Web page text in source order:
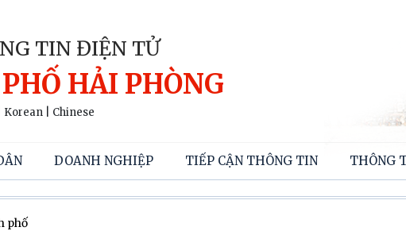
TIN ĐIỆN TỬ
HẢI PHÒNG
Korean Chinese
DOANH NGHIỆP TIẾP CẬN THÔNG TIN THÔNG
phố